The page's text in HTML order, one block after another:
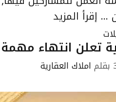
… إقرأ المزيد
تعلن انتهاء مهمة
بقلم املاك العقارية